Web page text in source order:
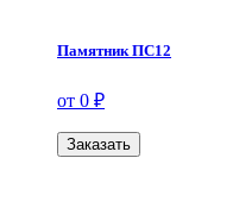
Памятник ПС12
от 0 ₽
Заказать